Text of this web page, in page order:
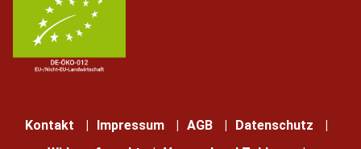
Kontakt Impressum AGB
Datenschutz